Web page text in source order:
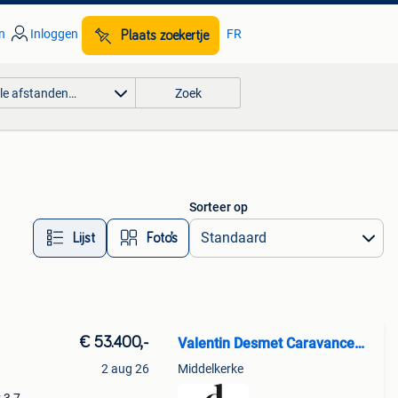
Inloggen Plaats zoekertje FR
afstanden… Zoek
Lijst Foto’s
Sorteer op
€ 53.400,-
2 aug 26
Valentin Desmet Caravancenter
Middelkerke